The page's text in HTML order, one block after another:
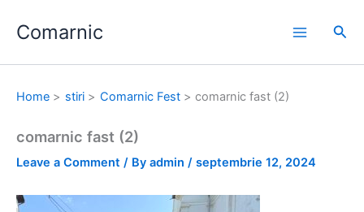
Comarnic
Home stiri Comarnic Fest comarnic fast (2)
comarnic fast (2)
Leave a Comment / By admin / septembrie 12, 2024